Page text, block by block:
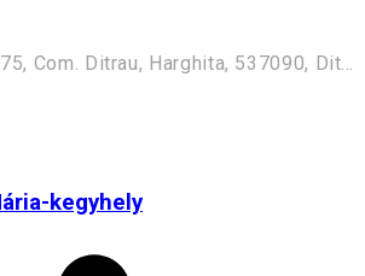
Str. Balázs Orbán, 75, Com. Ditrau, Harghita, 537090, Ditrău 537090, Romania
kegyhely